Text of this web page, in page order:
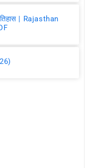
| Rajasthan